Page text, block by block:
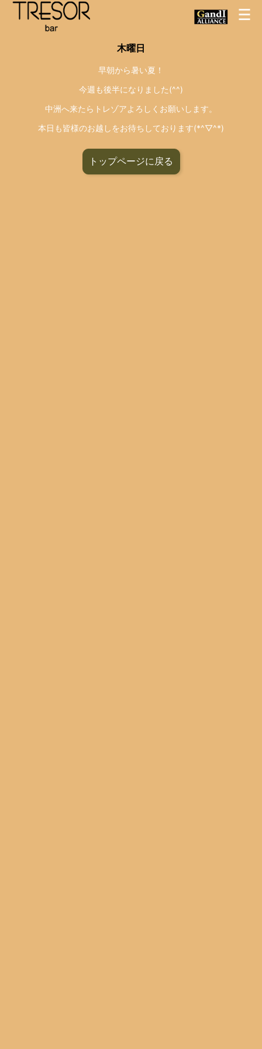
木曜日
早朝から暑い夏！
今週も後半になりました(^^)
中洲へ来たらトレゾアよろしくお願いします。
本日も皆様のお越しをお待ちしております(*^▽^*)
トップページに戻る